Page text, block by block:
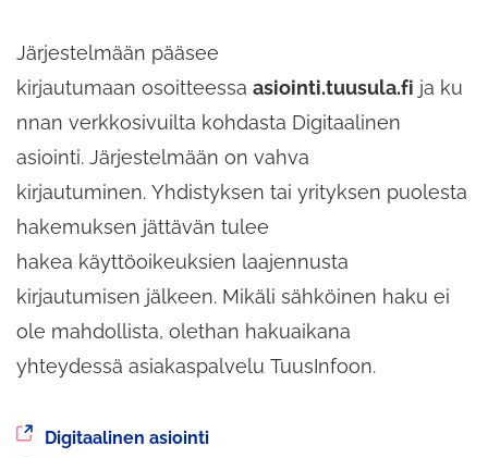
Järjestelmään pääsee
kirjautumaan osoitteessa asiointi.tuusula.fi ja ku
nnan verkkosivuilta kohdasta Digitaalinen
asiointi. Järjestelmään on vahva
kirjautuminen. Yhdistyksen tai yrityksen puolesta
hakemuksen jättävän tulee
hakea käyttöoikeuksien laajennusta
kirjautumisen jälkeen. Mikäli sähköinen haku ei
ole mahdollista, olethan hakuaikana
yhteydessä asiakaspalvelu TuusInfoon.
SiirrytDigitaalinen asiointi